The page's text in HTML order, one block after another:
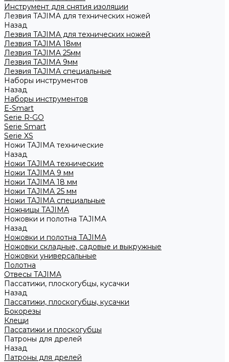
Инструмент для снятия изоляции
Лезвия TAJIMA для технических ножей
Назад
Лезвия TAJIMA для технических ножей
Лезвия TAJIMA 18мм
Лезвия TAJIMA 25мм
Лезвия TAJIMA 9мм
Лезвия TAJIMA специальные
Наборы инструментов
Назад
Наборы инструментов
E-Smart
Serie R-GO
Serie Smart
Serie XS
Ножи TAJIMA технические
Назад
Ножи TAJIMA технические
Ножи TAJIMA 9 мм
Ножи TAJIMA 18 мм
Ножи TAJIMA 25 мм
Ножи TAJIMA специальные
Ножницы TAJIMA
Ножовки и полотна TAJIMA
Назад
Ножовки и полотна TAJIMA
Ножовки складные, садовые и выкружные
Ножовки универсальные
Полотна
Отвесы TAJIMA
Пассатижи, плоскогубцы, кусачки
Назад
Пассатижи, плоскогубцы, кусачки
Бокорезы
Клещи
Пассатижи и плоскогубцы
Патроны для дрелей
Назад
Патроны для дрелей